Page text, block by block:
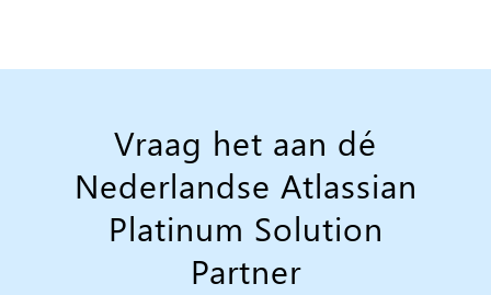
Vraag het aan dé
Nederlandse Atlassian
Platinum Solution
Partner